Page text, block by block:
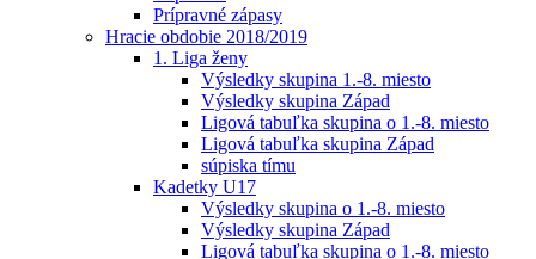
Prípravné zápasy
Hracie obdobie 2018/2019
1. Liga ženy
Výsledky skupina 1.-8. miesto
Výsledky skupina Západ
Ligová tabuľka skupina o 1.-8. miesto
Ligová tabuľka skupina Západ
súpiska tímu
Kadetky U17
Výsledky skupina o 1.-8. miesto
Výsledky skupina Západ
Ligová tabuľka skupina o 1.-8. miesto